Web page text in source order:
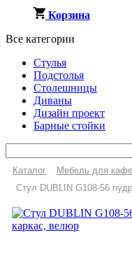
Корзина
Все категории
Стулья
Подстолья
Столешницы
Диваны
Дизайн проект
Барные стойки
Каталог
Мебель для кафе
Стул DUBLIN G108-56